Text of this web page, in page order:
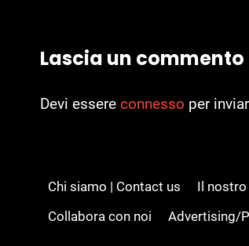
Lascia un commento
Devi essere connesso per
Chi siamo | Contact us Il
Collabora con noi
Advertising/